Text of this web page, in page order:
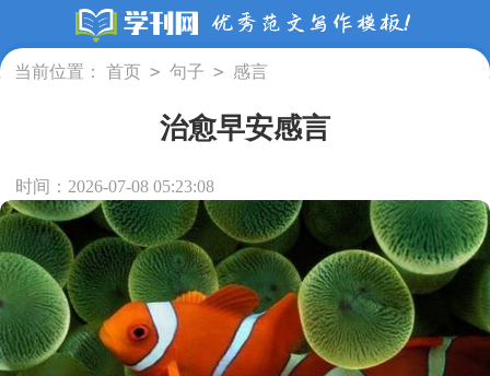
当前位置： 首页 > 句子 > 感言
治愈早安感言
时间：2026-07-08 05:23:08